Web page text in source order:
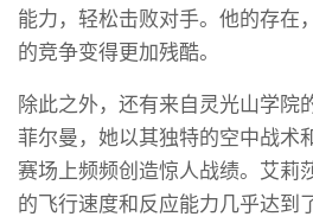
能力，轻松击败对手。他的存在
的竞争变得更加残酷。
除此之外，还有来自灵光山学院
菲尔曼，她以其独特的空中战术
赛场上频频创造惊人战绩。艾莉
的飞行速度和反应能力几乎达到